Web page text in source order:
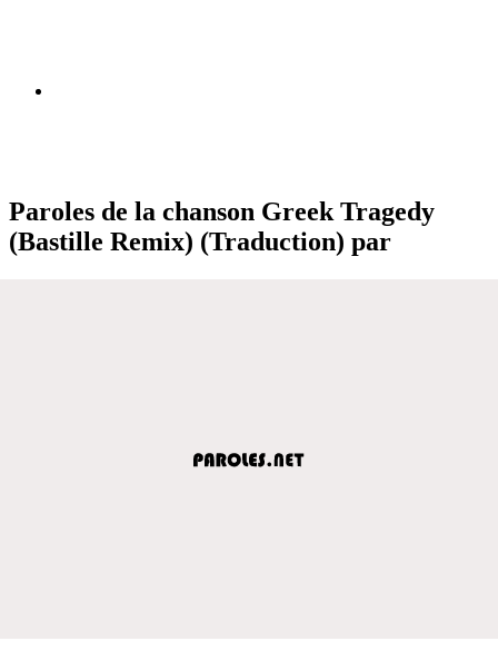
Paroles de la chanson Greek Tragedy
(Bastille Remix) (Traduction) par